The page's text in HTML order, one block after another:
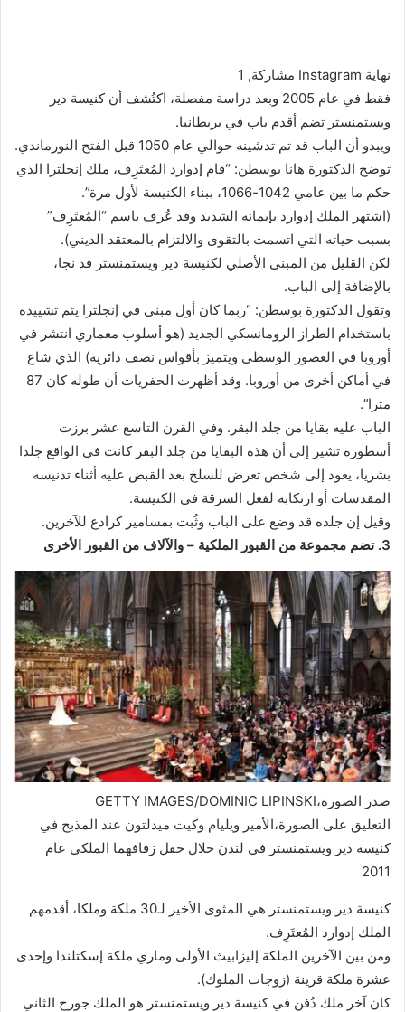
نهاية Instagram مشاركة, 1
فقط في عام 2005 وبعد دراسة مفصلة، اكتُشف أن كنيسة دير
ويستمنستر تضم أقدم باب في بريطانيا.
ويبدو أن الباب قد تم تدشينه حوالي عام 1050 قبل الفتح النورماندي.
توضح الدكتورة هانا بوسطن: “قام إدوارد المُعتَرِف، ملك إنجلترا الذي
حكم ما بين عامي 1042-1066، ببناء الكنيسة لأول مرة”.
(اشتهر الملك إدوارد بإيمانه الشديد وقد عُرف باسم “المُعتَرِف”
بسبب حياته التي اتسمت بالتقوى والالتزام بالمعتقد الديني).
لكن القليل من المبنى الأصلي لكنيسة دير ويستمنستر قد نجا،
بالإضافة إلى الباب.
وتقول الدكتورة بوسطن: “ربما كان أول مبنى في إنجلترا يتم تشييده
باستخدام الطراز الرومانسكي الجديد (هو أسلوب معماري انتشر في
أوروبا في العصور الوسطى ويتميز بأقواس نصف دائرية) الذي شاع
في أماكن أخرى من أوروبا. وقد أظهرت الحفريات أن طوله كان 87
مترا”.
الباب عليه بقايا من جلد البقر. وفي القرن التاسع عشر برزت
أسطورة تشير إلى أن هذه البقايا من جلد البقر كانت في الواقع جلدا
بشريا، يعود إلى شخص تعرض للسلخ بعد القبض عليه أثناء تدنيسه
المقدسات أو ارتكابه لفعل السرقة في الكنيسة.
وقيل إن جلده قد وضع على الباب وثُبت بمسامير كرادع للآخرين.
3. تضم مجموعة من القبور الملكية – و
الآلاف من القبور الأخرى
صدر الصورة،GETTY IMAGES/DOMINIC LIPINSKI
التعليق على الصورة،الأمير ويليام وكيت ميدلتون عند المذبح في
كنيسة دير ويستمنستر في لندن خلال حفل زفافهما الملكي عام
2011
كنيسة دير ويستمنستر هي المثوى الأخير لـ30 ملكة وملكا، أقدمهم
الملك إدوارد المُعتَرِف.
ومن بين الآخرين الملكة إليزابيث الأولى وماري ملكة إسكتلندا وإحدى
عشرة ملكة قرينة (زوجات الملوك).
كان آخر ملك دُفن في كنيسة دير ويستمنستر هو الملك جورج الثاني